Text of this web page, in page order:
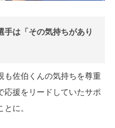
手は「その気持ちがあり
も佐伯くんの気持ちを尊重
応援をリードしていたサポ
に。